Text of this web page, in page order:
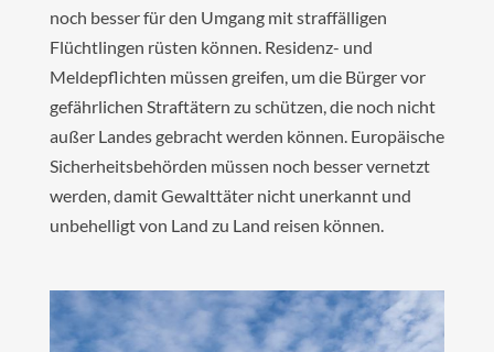
noch besser für den Umgang mit straffälligen
Flüchtlingen rüsten können. Residenz- und
Meldepflichten müssen greifen, um die Bürger vor
gefährlichen Straftätern zu schützen, die noch nicht
außer Landes gebracht werden können. Europäische
Sicherheitsbehörden müssen noch besser vernetzt
werden, damit Gewalttäter nicht unerkannt und
unbehelligt von Land zu Land reisen können.